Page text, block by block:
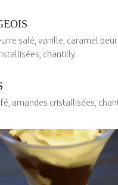
salé, vanille, caramel
chantilly
amandes cristallisées,